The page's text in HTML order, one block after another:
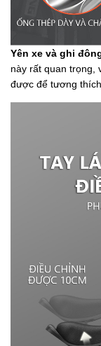
Yên xe và ghi
này rất quan trọng,
được để tương